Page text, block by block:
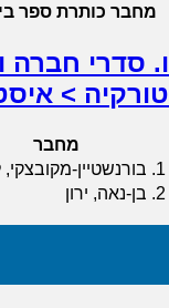
מחבר כותרת ספר
ו. סדרי חברה
טורקיה >
מחבר
1. בורנשטיין-
2. בן-נאה, ירון